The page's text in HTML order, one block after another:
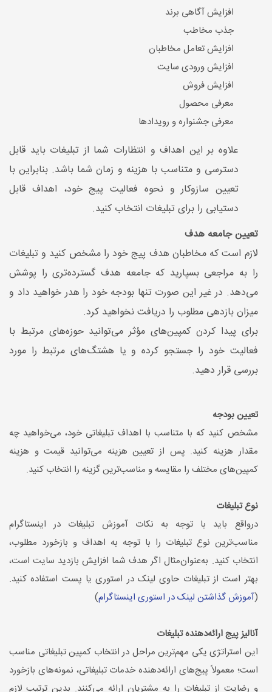
افزایش آگاهی برند
جذب مخاطب
افزایش تعامل مخاطبان
افزایش ورودی سایت
افزایش فروش
معرفی محصول
معرفی جشنواره و رویدادها
علاوه بر این اهداف و انتظارات شما از تبلیغات باید قابل
دسترسی و متناسب با هزینه و زمان شما باشد. بنابراین با
تعیین سازوکار و نحوه فعالیت پیج خود، اهداف قابل
دستیابی را برای تبلیغات انتخاب کنید.
تعیین جامعه هدف
لازم است که مخاطبان هدف پیج خود را مشخص کنید و تبلیغات
را به مراجعی بسپارید که جامعه هدف گسترده‌تری را پوشش
می‌دهد. در غیر این صورت تنها بودجه خود را هدر خواهید داد و
میزان بازدهی مطلوب را دریافت نخواهید کرد.
برای پیدا کردن کمپین‌های مؤثر می‌توانید حوزه‌های مرتبط با
فعالیت خود را جستجو کرده و یا هشتگ‌های مرتبط را مورد
بررسی قرار دهید.
تعیین بودجه
مشخص کنید که با متناسب با اهداف تبلیغاتی خود، می‌خواهید چه
مقدار هزینه کنید. پس از تعیین هزینه می‌توانید قیمت و هزینه
کمپین‌های مختلف را مقایسه و مناسب‌ترین گزینه را انتخاب کنید.
نوع تبلیغات
درواقع باید با توجه به نکات آموزش تبلیغات در اینستاگرام
مناسب‌ترین نوع تبلیغات را با توجه به اهداف و بازخورد مطلوب،
انتخاب کنید. به‌عنوان‌مثال اگر هدف شما افزایش بازدید سایت است،
بهتر است از تبلیغات حاوی لینک در استوری یا پست استفاده کنید.
(آموزش گذاشتن لینک در استوری اینستاگرام)
آنالیز پیج ارائه‌دهنده تبلیغات
این استراتژی یکی مهم‌ترین مراحل در انتخاب کمپین تبلیغاتی مناسب
است؛ معمولاً پیج‌های ارائه‌دهنده خدمات تبلیغاتی، نمونه‌های بازخورد
و رضایت از تبلیغات را به مشتریان ارائه می‌کنند. بدین ترتیب لازم